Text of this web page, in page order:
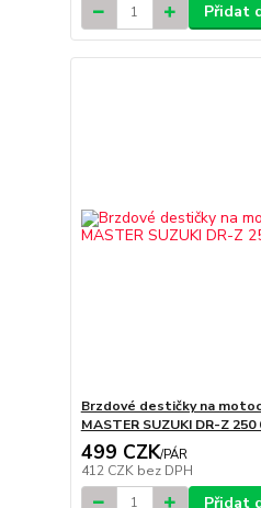
Přidat
Brzdové destičky na
MASTER SUZUKI DR-Z 250
499 CZK/PÁR
412 CZK bez DPH
Přidat